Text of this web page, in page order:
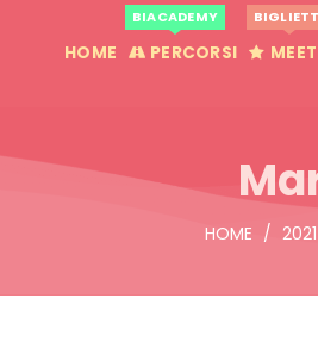
HOME PERCORSI
BIACADEMY
HOME / 2021